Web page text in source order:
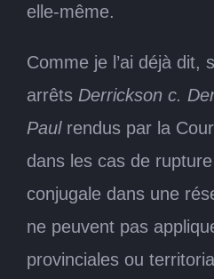
elle-même.
Comme je l’ai déjà dit,
arrêts Derrickson c.
Paulrendus par la
dans les cas de rupture
conjugale dans une
ne peuvent pas
provinciales ou